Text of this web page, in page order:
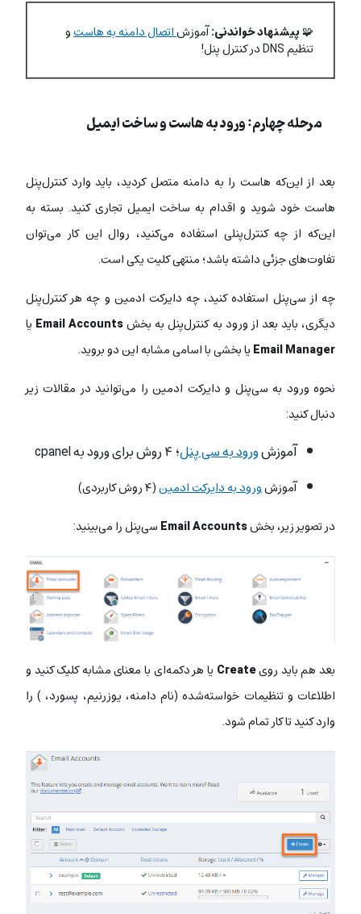
🧩پیشنهاد خواندنی:آموزشاتصال دامنه به هاستو
تنظیم DNS در کنترل پنل!
مرحله چهارم: ورود به هاست و ساخت ایمیل
بعد از این‌که هاست را به دامنه متصل کردید، باید وارد کنترل‌پنل
هاست خود شوید و اقدام به ساخت ایمیل تجاری کنید. بسته به
این‌که از چه کنترل‌پنلی استفاده می‌کنید، روال این کار می‌توان
تفاوت‌های جزئی داشته باشد؛ منتهی کلیت یکی است.
چه از سی‌پنل استفاده کنید، چه دایرکت ادمین و چه هر کنترل‌پنل
دیگری، باید بعد از ورود به کنترل‌پنل به بخشEmail Accounts یا
Email Managerیا بخشی با اسامی مشابه این دو بروید.
نحوه ورود به سی‌پنل و دایرکت ادمین را می‌توانید در مقالات زیر
دنبال کنید:
آموزشورود به سی پنل؛ ۴ روش برای ورود به cpanel
آموزشورود به دایرکت ادمین(۴ روش کاربردی)
در تصویر زیر، بخشEmail Accountsسی‌پنل را می‌بینید:
بعد هم باید رویCreate یا هر دکمه‌ای با معنای مشابه کلیک کنید و
اطلاعات و تنظیمات خواسته‌شده (نام دامنه، یوزرنیم، پسورد، ) را
وارد کنید تا کار تمام شود.